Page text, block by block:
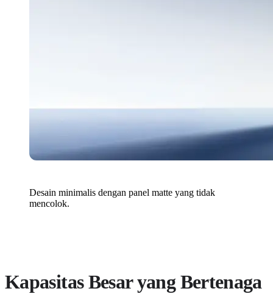
Desain minimalis dengan panel matte yang tidak
mencolok.
Kapasitas Besar yang Bertenaga